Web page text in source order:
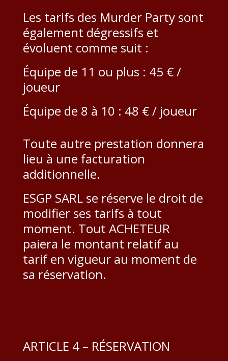
Les tarifs des Murder Party sont
également dégressifs et
évoluent comme suit :
Équipe de 11 ou plus : 45 € /
joueur
Équipe de 8 à 10 : 48 € / joueur
Toute autre prestation donnera
lieu à une facturation
additionnelle.
ESGP SARL se réserve le droit de
modifier ses tarifs à tout
moment. Tout ACHETEUR
paiera le montant relatif au
tarif en vigueur au moment de
sa réservation.
ARTICLE 4 – RÉSERVATION